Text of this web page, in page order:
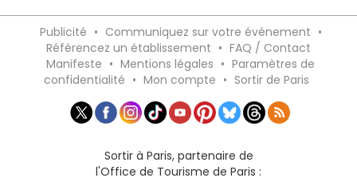
Publicité • Communiquez sur votre événement •
Référencez un établissement • FAQ / Contact
Manifeste • Mentions légales • Paramètres de
confidentialité • Mon compte • Sortir de Paris
Sortir à Paris, partenaire de
l'Office de Tourisme de Paris :